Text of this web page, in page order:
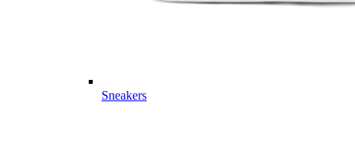
Sneakers